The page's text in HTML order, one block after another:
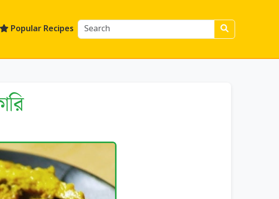
Popular Recipes